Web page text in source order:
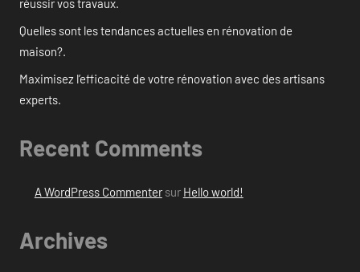
réussir vos travaux.
Quelles sont les tendances actuelles en rénovation de
maison?.
Maximisez l’efficacité de votre rénovation avec des artisans
experts.
Recent Comments
A WordPress Commentersur Hello world!
Archives